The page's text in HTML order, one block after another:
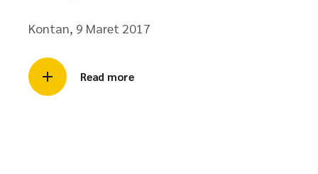
Kontan, 9 Maret 2017
Read more